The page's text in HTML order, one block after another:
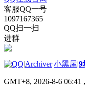
客服QQ一号
1097167365
QQ扫一扫
进群
|Archiver|小黑屋|9
GMT+8, 2026-8-6 06:41